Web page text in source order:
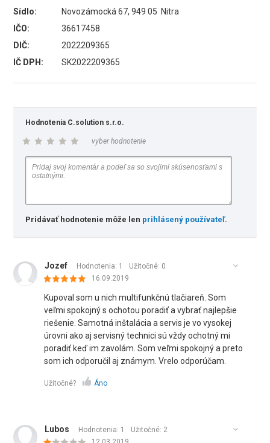
Sídlo:
Novozámocká 67, 949 05 Nitra
IČO:
36617458
DIČ:
2022209365
IČ DPH:
SK2022209365
Hodnotenia C.solution s.r.o.
vyber hodnotenie
Pridávať hodnotenie môže len prihlásený používateľ.
Jozef Hodnotenia: 1 Užitočné: 0
16.09.2019
Kupoval som u nich multifunkčnú tlačiareň. Som
veľmi spokojný s ochotou poradiť a vybrať najlepšie
riešenie. Samotná inštalácia a servis je vo vysokej
úrovni ako aj servisný technici sú vždy ochotný mi
poradiť keď im zavolám. Som veľmi spokojný a preto
som ich odporučil aj známym. Vrelo odporúčam.
Užitočné? Áno
Lubos Hodnotenia: 1 Užitočné: 2